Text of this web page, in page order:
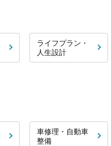
ライフプラン・
人生設計
車修理・自動車
整備